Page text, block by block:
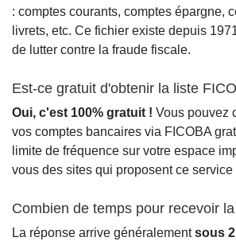
: comptes courants, comptes épargne,
livrets, etc. Ce fichier existe depuis
de lutter contre la fraude fiscale.
Est-ce gratuit d'obtenir la liste
Oui, c'est 100% gratuit ! Vous pouvez
vos comptes bancaires via FICOBA
limite de fréquence sur votre espace
vous des sites qui proposent ce service
Combien de temps pour recevoir
La réponse arrive généralementsous